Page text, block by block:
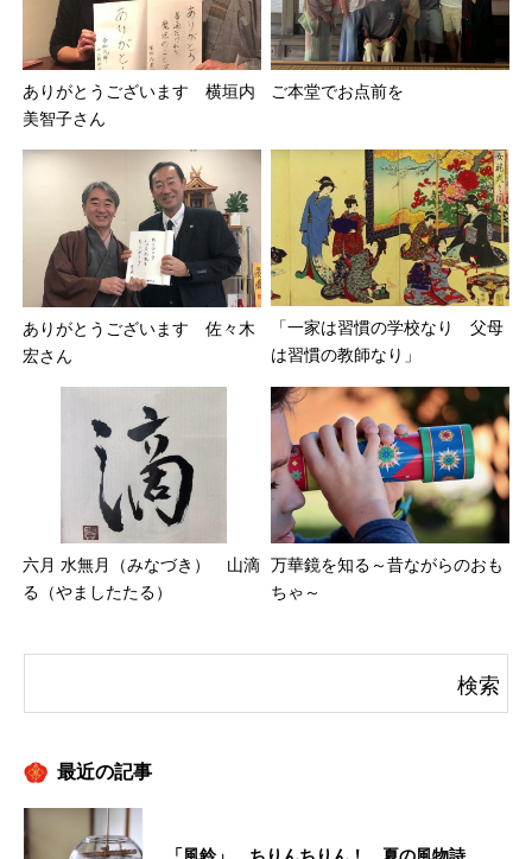
ありがとうございます 横垣内
美智子さん
ご本堂でお点前を
ありがとうございます 佐々木
宏さん
「一家は習慣の学校なり 父母
は習慣の教師なり」
六月 水無月（みなづき） 山滴
る（やましたたる）
万華鏡を知る～昔ながらのおも
ちゃ～
最近の記事